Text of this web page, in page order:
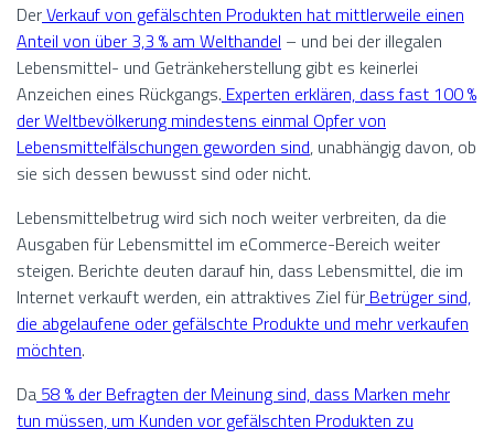
DerVerkauf von gefälschten Produkten hat mittlerweile einen
Anteil von über 3,3 % am Welthandel – und bei der illegalen
Lebensmittel- und Getränkeherstellung gibt es keinerlei
Anzeichen eines Rückgangs. Experten erklären, dass fast 100 %
der Weltbevölkerung mindestens einmal Opfer von
Lebensmittelfälschungen geworden sind, unabhängig davon, ob
sie sich dessen bewusst sind oder nicht.
Lebensmittelbetrug wird sich noch weiter verbreiten, da die
Ausgaben für Lebensmittel im eCommerce-Bereich weiter
steigen. Berichte deuten darauf hin, dass Lebensmittel, die im
Internet verkauft werden, ein attraktives Ziel für Betrüger sind,
die abgelaufene oder gefälschte Produkte und mehr verkaufen
möchten.
Da 58 % der Befragten der Meinung sind, dass Marken mehr
tun müssen, um Kunden vor gefälschten Produkten zu